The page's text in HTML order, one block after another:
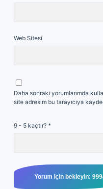
Web Sitesi
Daha sonraki yorumlarımda
site adresim bu tarayıcıya
9 - 5 kaçtır? *